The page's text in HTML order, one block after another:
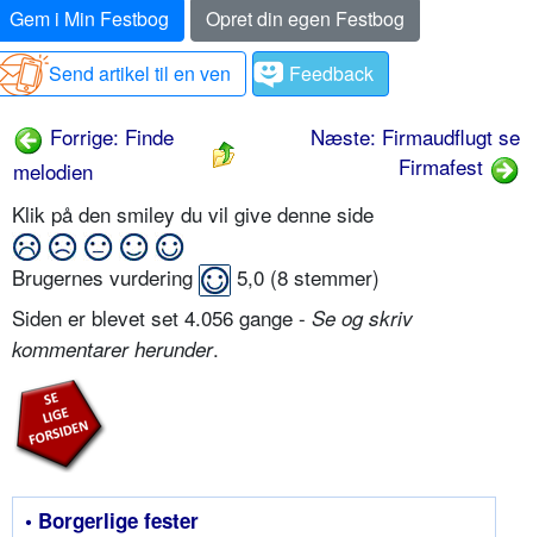
Gem i Min Festbog
Opret din egen Festbog
Send artikel til en ven
Feedback
Forrige: Finde
melodien
Næste: Firmaudflugt se
Firmafest
Klik på den smiley du vil give denne side
Brugernes vurdering 5,0 (8 stemmer)
Siden er blevet set 4.056 gange - Se og skriv
kommentarer herunder.
• Borgerlige fester